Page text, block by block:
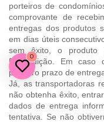
porteiros de
comprovante de
entregas dos produtos
em dias úteis
sem êxito, o produto
Distribuição. Em caso
primeiro prazo de
Já, as transportadoras
não obtenha êxito,
dados de entrega
tentativa. Se não
0